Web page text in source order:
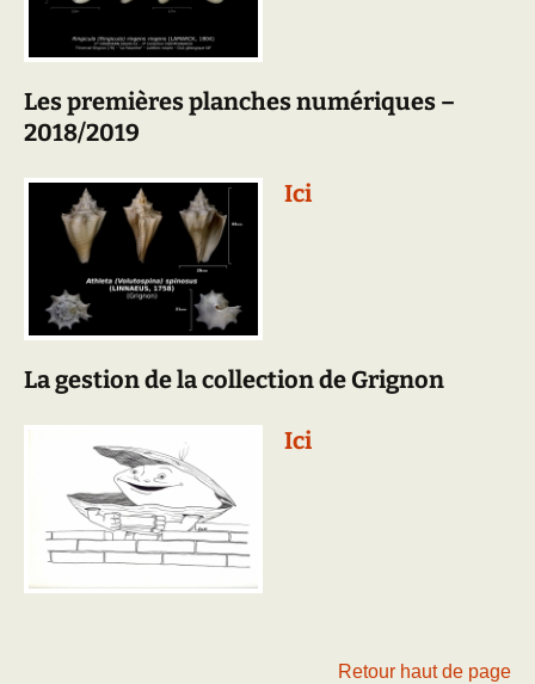
Les premières planches numériques –
2018/2019
Ici
La gestion de la collection de Grignon
Ici
Retour haut de page